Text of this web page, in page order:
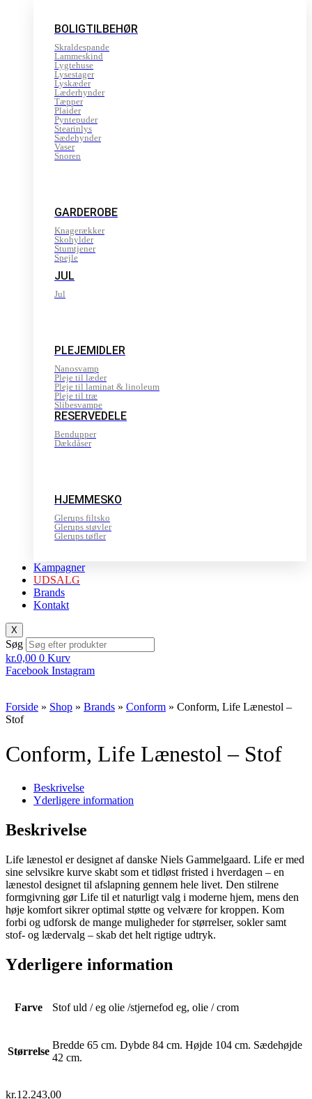
BOLIGTILBEHØR
Skraldespande
Lammeskind
Lygtehuse
Lysestager
Lyskæder
Læderhynder
Tæpper
Plaider
Pyntepuder
Stearinlys
Sædehynder
Vaser
Snoren
GARDEROBE
Knagerækker
Skohylder
Stumtjener
Spejle
JUL
Jul
PLEJEMIDLER
Nanosvamp
Pleje til læder
Pleje til laminat & linoleum
Pleje til træ
Slibesvampe
RESERVEDELE
Bendupper
Dækdåser
HJEMMESKO
Glerups filtsko
Glerups støvler
Glerups tøfler
Kampagner
UDSALG
Brands
Kontakt
X
Søg
kr.0,00 0 Kurv
Facebook Instagram
Forside » Shop » Brands » Conform » Conform, Life Lænestol –
Stof
Conform, Life Lænestol – Stof
Beskrivelse
Yderligere information
Beskrivelse
Life lænestol er designet af danske Niels Gammelgaard. Life er med
sine selvsikre kurve skabt som et tidløst fristed i hverdagen – en
lænestol designet til afslapning gennem hele livet. Den stilrene
formgivning gør Life til et naturligt valg i moderne hjem, mens den
høje komfort sikrer optimal støtte og velvære for kroppen. Kom
forbi og udforsk de mange muligheder for størrelser, sokler samt
stof- og lædervalg – skab det helt rigtige udtryk.
Yderligere information
Farve Stof uld / eg olie /stjernefod eg, olie / crom
Størrelse
Bredde 65 cm. Dybde 84 cm. Højde 104 cm. Sædehøjde
42 cm.
kr.12.243,00